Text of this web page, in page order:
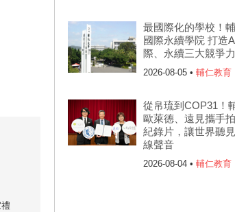
最國際化的學校！
國際永續學院 打造
際、永續三大競爭力
2026-08-05 • 輔仁教育
從帛琉到COP31！
歐萊德、遠見攜手
紀錄片，讓世界聽
線聲音
2026-08-04 • 輔仁教育